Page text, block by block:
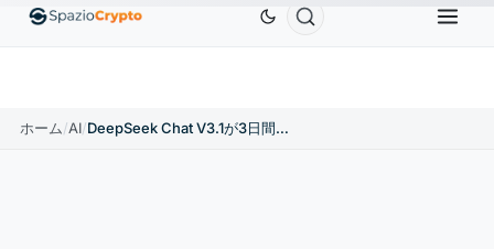
EthereumETH$1,880.58 Tether USDT BNBBNB
ホーム/AI/ DeepSeek Chat V3.1が3日間で35％のリターンを上げ、暗号市場を席巻